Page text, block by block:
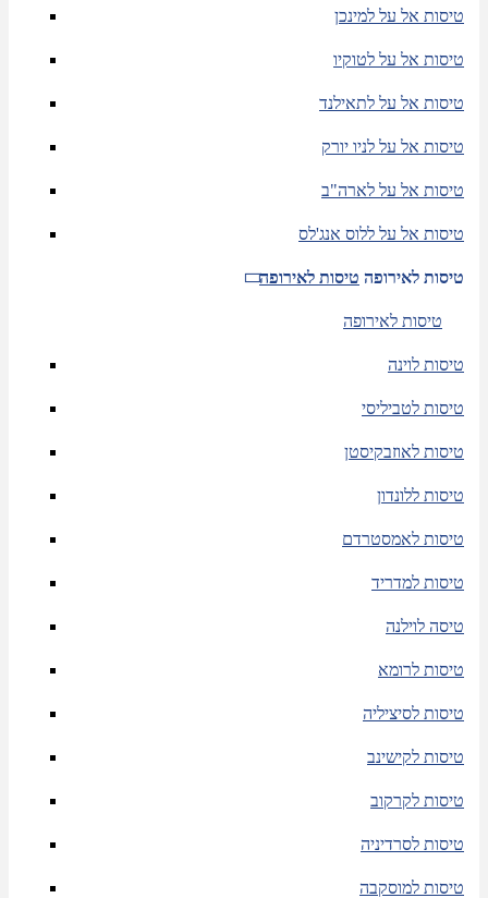
טיסות אל על למינכן
טיסות אל על לטוקיו
טיסות אל על לתאילנד
טיסות אל על לניו יורק
טיסות אל על לארה"ב
טיסות אל על ללוס אנג'לס
טיסות לאירופה טיסות לאירופה
טיסות לאירופה
טיסות לוינה
טיסות לטביליסי
טיסות לאוזבקיסטן
טיסות ללונדון
טיסות לאמסטרדם
טיסות למדריד
טיסה לוילנה
טיסות לרומא
טיסות לסיציליה
טיסות לקישינב
טיסות לקרקוב
טיסות לסרדיניה
טיסות למוסקבה